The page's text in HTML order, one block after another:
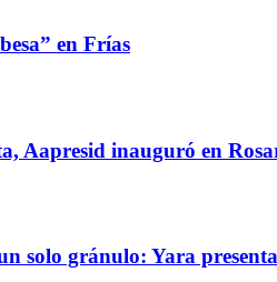
en Frías
Aapresid inauguró en
solo gránulo: Yara